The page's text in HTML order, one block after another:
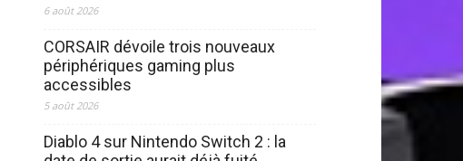
6 août 2026
CORSAIR dévoile trois nouveaux
périphériques gaming plus
accessibles
5 août 2026
Diablo 4 sur Nintendo Switch 2 : la